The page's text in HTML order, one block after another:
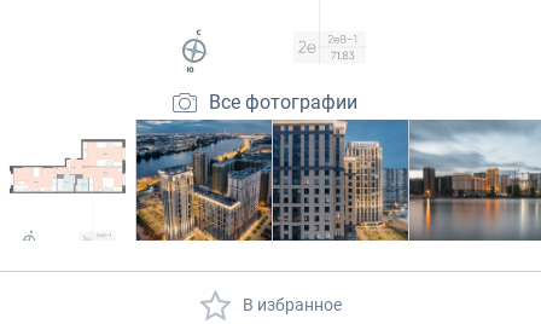
Все фотографии
В избранное